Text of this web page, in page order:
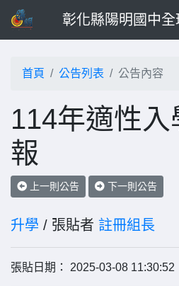
彰化縣陽明國中全
首頁 公告列表 公告內容
114年適性
報
上一則公告 下一則公告
升學 / 張貼者 註冊組長
張貼日期： 2025-03-08